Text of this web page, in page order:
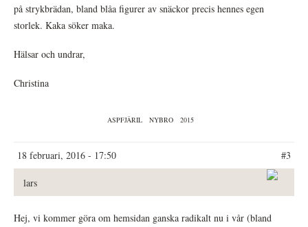
på strykbrädan, bland blåa figurer av snäckor precis hennes egen
storlek. Kaka söker maka.
Hälsar och undrar,
Christina
ASPFJÄRIL NYBRO 2015
18 februari, 2016 - 17:50 #3
lars
Hej, vi kommer göra om hemsidan ganska radikalt nu i vår (bland